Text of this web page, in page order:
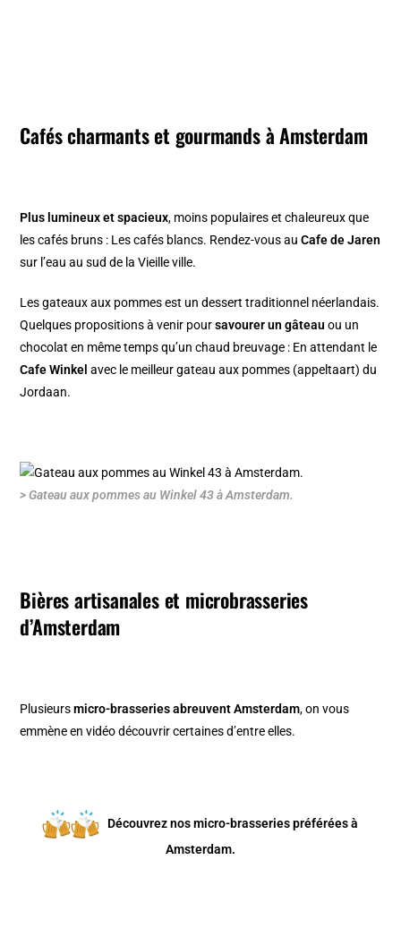
Cafés charmants et gourmands à Amsterdam
Plus lumineux et spacieux, moins populaires et chaleureux que
les cafés bruns : Les cafés blancs. Rendez-vous auCafe de Jaren
sur l’eau au sud de laVieille ville.
Les gateaux aux pommes est un dessert traditionnel néerlandais.
Quelques propositions à venir poursavourer un gâteau ou un
chocolat en même temps qu’un chaud breuvage : En attendant le
Cafe Winkel avec le meilleur gateau aux pommes (appeltaart) du
Jordaan.
> Gateau aux pommes au Winkel 43 à Amsterdam.
Bières artisanales et microbrasseries
d’Amsterdam
Plusieursmicro-brasseries abreuvent Amsterdam, on vous
emmène en vidéo découvrir certaines d’entre elles.
Découvrez nos micro-brasseries préférées à
Amsterdam.